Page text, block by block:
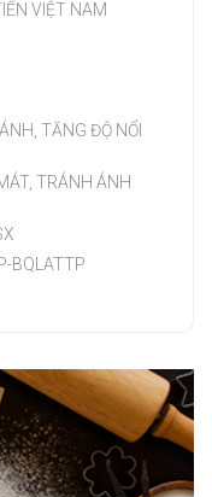
VIỆT NAM
TĂNG ĐỘ NỔI
TRÁNH ÁNH
BQLATTP